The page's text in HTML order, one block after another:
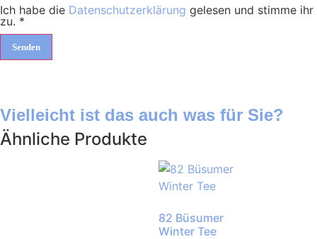
Ich habe die Datenschutzerklärung gelesen und stimme ihr
zu. *
Vielleicht ist das auch was für Sie?
Ähnliche Produkte
82 Büsumer
Winter Tee